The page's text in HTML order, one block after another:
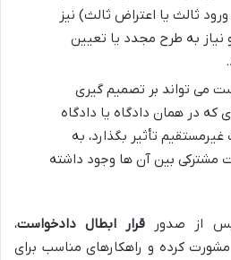
ثالث یا اعتراض ثالث) نیز
نیاز به طرح مجدد یا تعیین
می تواند بر تصمیم گیری
که در همان دادگاه یا دادگاه
تأثیر بگذارد، به
مشترکی بین آن ها وجود داشته
پس از صدور قرار ابطال دادخواست،
کرده و راهکارهای مناسب برای